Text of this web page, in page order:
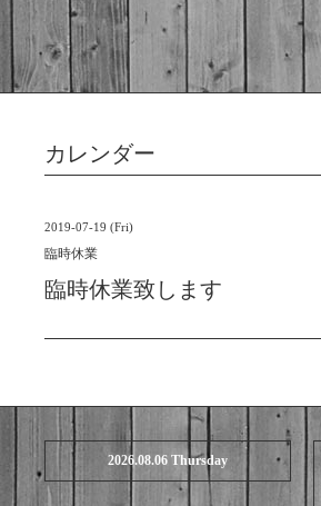
カレンダー
2019-07-19 (Fri)
臨時休業
臨時休業致します
2026.08.06 Thursday